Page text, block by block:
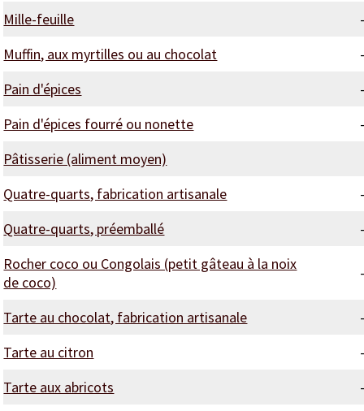
Mille-feuille
-
Muffin, aux myrtilles ou au chocolat
-
Pain d'épices
-
Pain d'épices fourré ou nonette
-
Pâtisserie (aliment moyen)
Quatre-quarts, fabrication artisanale
-
Quatre-quarts, préemballé
-
Rocher coco ou Congolais (petit gâteau à la noix
de coco)
-
Tarte au chocolat, fabrication artisanale
-
Tarte au citron
-
Tarte aux abricots
-